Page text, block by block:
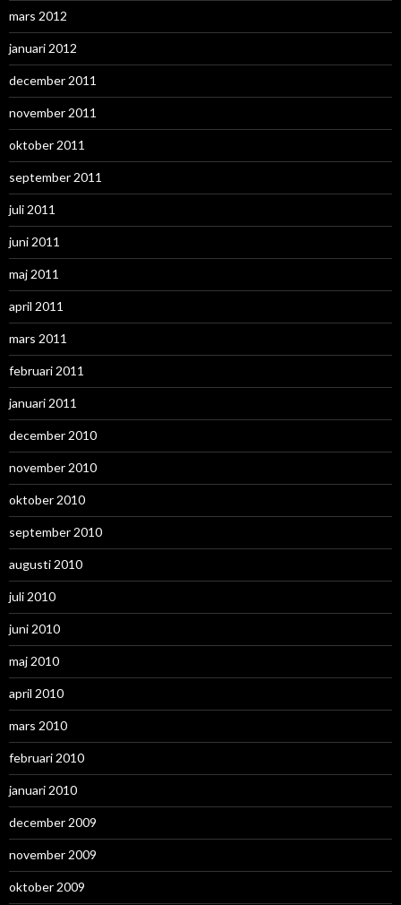
mars 2012
januari 2012
december 2011
november 2011
oktober 2011
september 2011
juli 2011
juni 2011
maj 2011
april 2011
mars 2011
februari 2011
januari 2011
december 2010
november 2010
oktober 2010
september 2010
augusti 2010
juli 2010
juni 2010
maj 2010
april 2010
mars 2010
februari 2010
januari 2010
december 2009
november 2009
oktober 2009